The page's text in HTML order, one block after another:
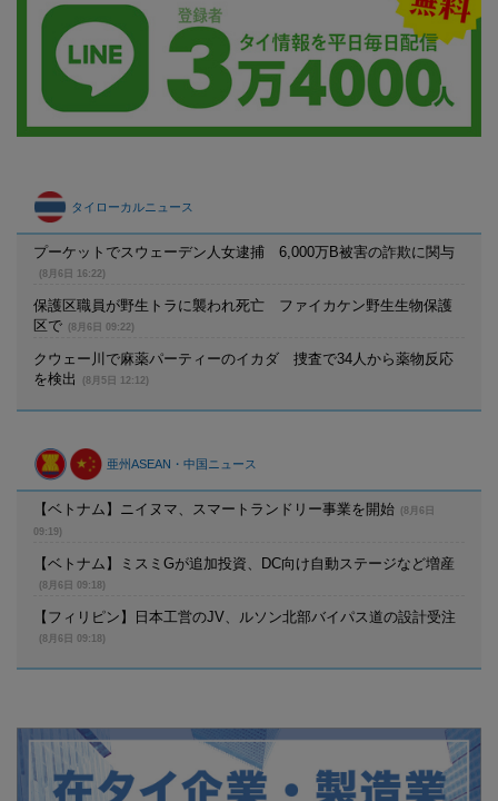
タイローカルニュース
プーケットでスウェーデン人女逮捕 6,000万B被害の詐欺に関与
(8月6日 16:22)
保護区職員が野生トラに襲われ死亡 ファイカケン野生生物保護
区で
(8月6日 09:22)
クウェー川で麻薬パーティーのイカダ 捜査で34人から薬物反応
を検出
(8月5日 12:12)
亜州ASEAN・中国ニュース
【ベトナム】ニイヌマ、スマートランドリー事業を開始
(8月6日
09:19)
【ベトナム】ミスミGが追加投資、DC向け自動ステージなど増産
(8月6日 09:18)
【フィリピン】日本工営のJV、ルソン北部バイパス道の設計受注
(8月6日 09:18)